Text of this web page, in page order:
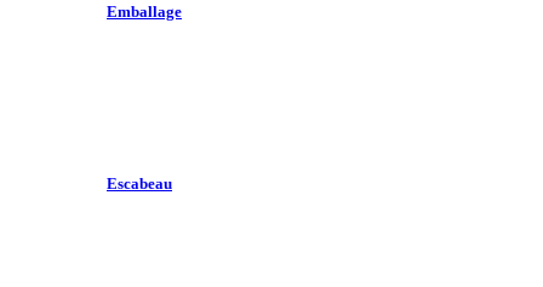
Emballage
Escabeau